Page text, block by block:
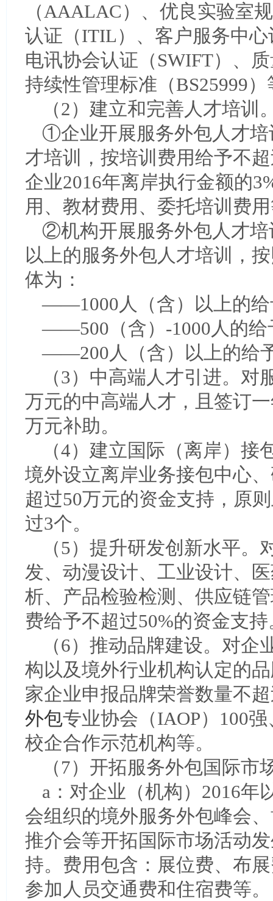
（AAALAC）、优良实验室
认证（ITIL）、客户服务中
电讯协会认证（SWIFT）、
持续性管理标准（BS25999）
（2）建立和完善人才培训
①企业开展服务外包人才培
才培训，按培训费用给予不
企业2016年离岸执行金额的
用、教材费用、委托培训费
②机构开展服务外包人才培
以上的服务外包人才培训，
体为：
——1000人（含）以上的给
——500（含）-1000人的给
——200人（含）以上的给
（3）中高端人才引进。
万元的中高端人才，且签订
万元补助。
（4）建立国际（离岸）
境外设立离岸业务接包中心
超过50万元的资金支持，原
过3个。
（5）提升研发创新水平
发、动漫设计、工业设计、
析、产品检验检测、供应链
费给予不超过50%的资金支持
（6）推动品牌建设。对
构以及境外行业机构认定的
家企业申报品牌荣誉数量不
外包专业协会（IAOP）100
校企合作示范机构等。
（7）开拓服务外包国际市
a：对企业（机构）2016年
会组织的境外服务外包峰会
推介会等开拓国际市场活动
持。费用包含：展位费、布
参加人员交通费和住宿费等。